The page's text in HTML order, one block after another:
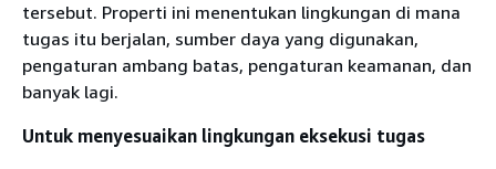
tersebut. Properti ini menentukan lingkungan di mana
tugas itu berjalan, sumber daya yang digunakan,
pengaturan ambang batas, pengaturan keamanan, dan
banyak lagi.
Untuk menyesuaikan lingkungan eksekusi tugas